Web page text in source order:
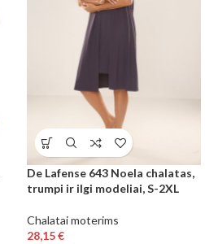
De Lafense 643 Noela chalatas,
trumpi ir ilgi modeliai, S-2XL
Chalatai moterims
28,15€